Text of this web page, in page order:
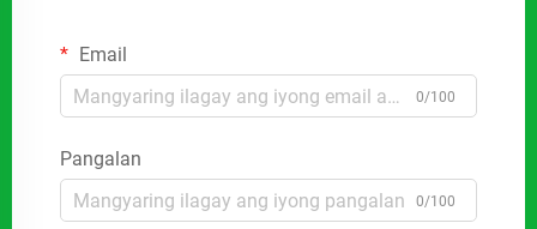
Email
0/100
Pangalan
0/100